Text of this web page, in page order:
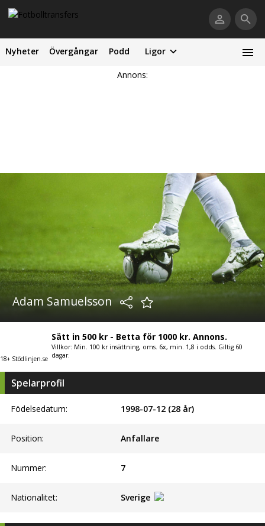
Nyheter Övergångar Podd Ligor
Annons:
Adam Samuelsson
18+ Stödlinjen.se
Sätt in 500 kr - Betta för 1000 kr. Annons.
Villkor: Min. 100 kr insättning, oms. 6x, min. 1,8 i odds. Giltig 60
dagar.
Spelarprofil
Födelsedatum: 1998-07-12 (28 år)
Position: Anfallare
Nummer: 7
Nationalitet: Sverige